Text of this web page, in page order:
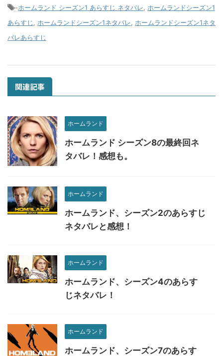
-ホームランド シーズン1 あらすじ ネタバレ
ホームランドシーズン1
あらすじ
ホームランドシーズン1ネタバレ
ホームランドシーズン1ネタ
バレあらすじ
関連記事
ホームランド
ホームランド シーズン8の最終回ネ
タバレ！感想も。
ホームランド
ホームランド、シーズン2のあらすじ
ネタバレと感想！
ホームランド
ホームランド、シーズン4のあらす
じネタバレ！
ホームランド
ホームランド、シーズン7のあらす